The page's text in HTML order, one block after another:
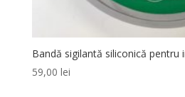
Bandă sigilantă siliconică pentru
59,00 lei